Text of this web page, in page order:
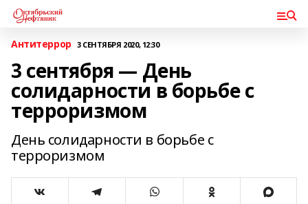
Антитеррор 3 СЕНТЯБРЯ 2020, 12:30
3 сентября — День
солидарности в борьбе с
терроризмом
День солидарности в борьбе с
терроризмом